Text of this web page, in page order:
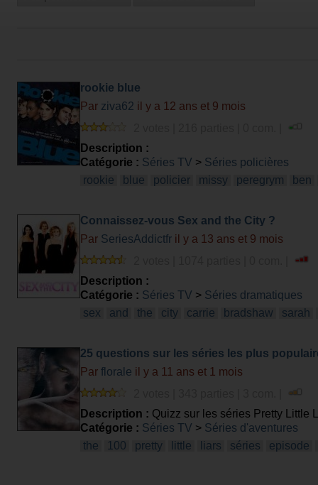
rookie blue
Par ziva62 il y a 12 ans et 9 mois
Description :
Catégorie : Séries TV > Séries policières
rookie
blue policier missy peregrym ben
Connaissez-vous Sex and the City ?
Par SeriesAddictfr il y a 13 ans et 9 mois
Description :
Catégorie : Séries TV > Séries dramatiques
sex
and the city carrie bradshaw sarah
25 questions sur les séries les plus
Par florale il y a 11 ans et 1 mois
Description : Quizz sur les séries Pretty Little
Catégorie : Séries TV > Séries d'aventures
the
100 pretty little liars séries episode